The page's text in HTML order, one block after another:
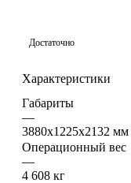
Достаточно
Характеристики
Габариты
—
3880х1225х2132 мм
Операционный вес
—
4 608 кг